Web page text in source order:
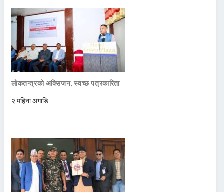
लोकतन्त्रको अक्सिजन, स्वच्छ पत्रकारिता
२ महिना अगाडि